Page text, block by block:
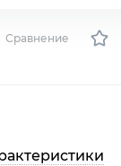
Сравнение